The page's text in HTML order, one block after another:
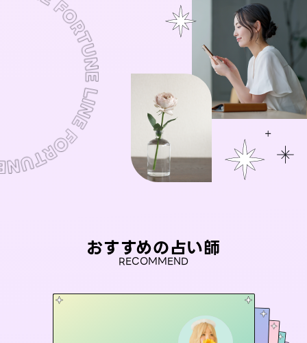
おすすめの占い師
RECOMMEND